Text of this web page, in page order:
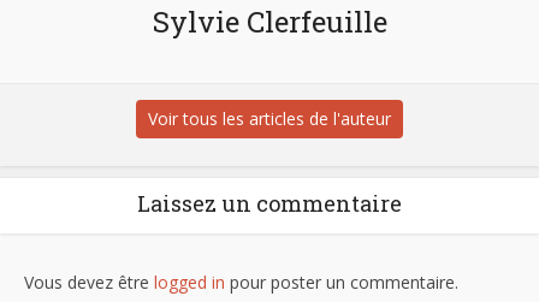
Sylvie Clerfeuille
Voir tous les articles de l'auteur
Laissez un commentaire
Vous devez être logged in pour poster un commentaire.